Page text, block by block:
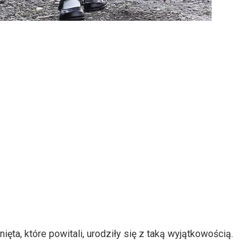
które powitali, urodziły się z taką wyjątkowością.